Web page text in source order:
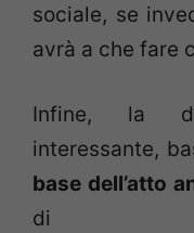
sociale, se
avrà a che fare
Infine, la
interessante,
base dell’atto
di